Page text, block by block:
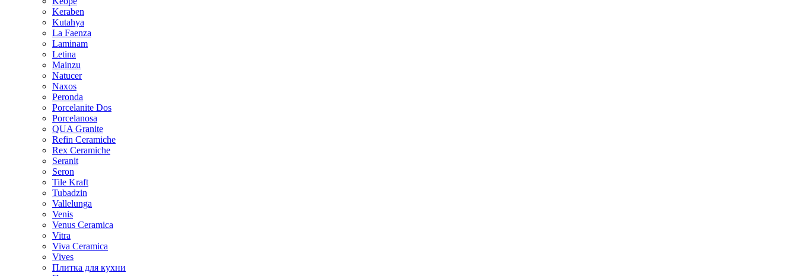
Keraben
Kutahya
La Faenza
Laminam
Letina
Mainzu
Natucer
Naxos
Peronda
Porcelanite Dos
Porcelanosa
QUA Granite
Refin Ceramiche
Rex Ceramiche
Seranit
Seron
Tile Kraft
Tubadzin
Vallelunga
Venis
Venus Ceramica
Vitra
Viva Ceramica
Vives
Плитка для кухни